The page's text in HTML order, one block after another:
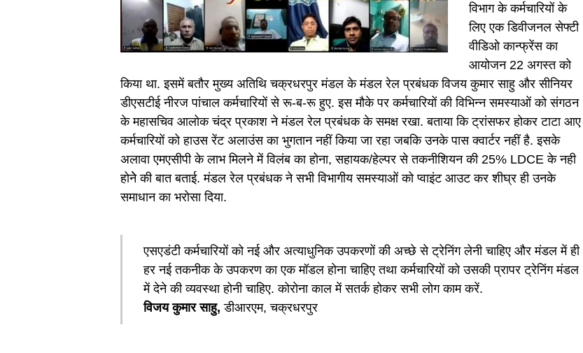
विभाग के कर्मचारियों के
लिए एक डिवीजनल सेफ्टी
वीडिओ कान्फ्रेंस का
आयोजन 22 अगस्त को
किया था. इसमें बतौर मुख्य अतिथि चक्रधरपुर मंडल के मंडल रेल प्रबंधक विजय कुमार साहु और सीनियर
डीएसटीई नीरज पांचाल कर्मचारियों से रू-ब-रू हुए. इस मौके पर कर्मचारियों की विभिन्न समस्याओं को संगठन
के महासचिव आलोक चंद्र प्रकाश ने मंडल रेल प्रबंधक के समक्ष रखा. बताया कि ट्रांसफर होकर टाटा आए
कर्मचारियों को हाउस रेंट अलाउंस का भुगतान नहीं किया जा रहा जबकि उनके पास क्वार्टर नहीं है. इसके
अलावा एमएसीपी के लाभ मिलने में विलंब का होना, सहायक/हेल्पर से तकनीशियन की 25% LDCE के नही
होनेे की बात बताई. मंडल रेल प्रबंधक ने सभी विभागीय समस्याओं को प्वाइंट आउट कर शीघ्र ही उनके
समाधान का भरोसा दिया.
एसएडंटी कर्मचारियों को नई और अत्याधुनिक उपकरणों की अच्छे से ट्रेनिंग लेनी चाहिए और मंडल में ही
हर नई तकनीक के उपकरण का एक मॉडल होना चाहिए तथा कर्मचारियों को उसकी प्रापर ट्रेनिंग मंडल
में देने की व्यवस्था होनी चाहिए. कोरोना काल में सतर्क होकर सभी लोग काम करें.
विजय कुमार साहु, डीआरएम, चक्रधरपुर